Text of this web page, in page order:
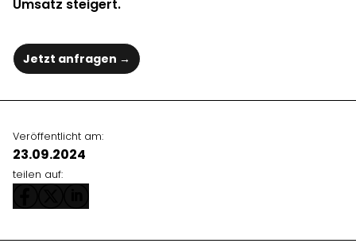
Umsatz steigert.
Jetzt anfragen →
Veröffentlicht am:
23.09.2024
teilen auf: